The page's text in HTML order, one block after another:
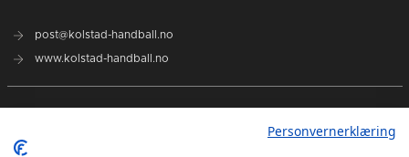
post@kolstad-handball.no
www.kolstad-handball.no
Personvernerklæring